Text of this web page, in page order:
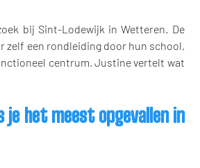
bij Sint-Lodewijk in Wetteren. De
zelf een rondleiding door hun school,
centrum. Justine vertelt wat
het meest opgevallen in